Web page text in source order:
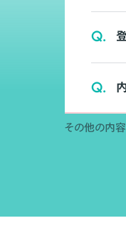
Q.
Q.
その他の内容